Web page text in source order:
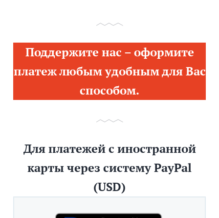
Поддержите нас – оформите
платеж любым удобным для Вас
способом.
Для платежей с иностранной
карты через систему PayPal
(USD)